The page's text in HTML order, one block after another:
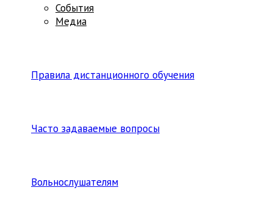
События
Медиа
Правила дистанционного обучения
Часто задаваемые вопросы
Вольнослушателям